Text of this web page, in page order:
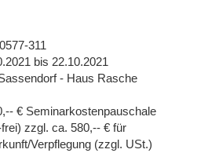
311
bis 22.10.2021
- Haus Rasche
€ Seminarkostenpauschale
zzgl. ca. 580,-- € für
Verpflegung (zzgl. USt.)